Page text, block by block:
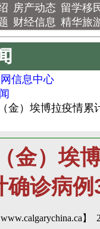
房产动态 留学移
财经信息 精华旅
信息中心
金）埃博拉疫情累
金）埃
确诊病例
】